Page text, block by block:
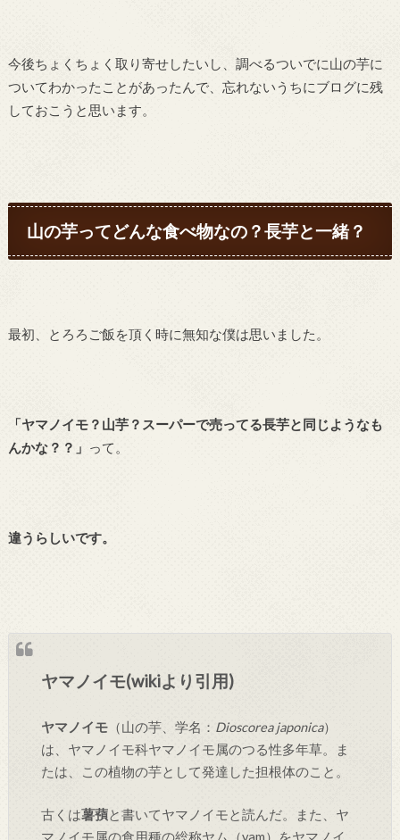
今後ちょくちょく取り寄せしたいし、調べるついでに山の芋に
ついてわかったことがあったんで、忘れないうちにブログに残
しておこうと思います。
山の芋ってどんな食べ物なの？長芋と一緒？
最初、とろろご飯を頂く時に無知な僕は思いました。
「ヤマノイモ？山芋？スーパーで売ってる長芋と同じようなも
んかな？？」 って。
違うらしいです。
ヤマノイモ(wikiより引用)
ヤマノイモ （山の芋、学名： Dioscorea japonica）
は、ヤマノイモ科ヤマノイモ属のつる性多年草。ま
たは、この植物の芋として発達した担根体のこと。
古くは薯蕷と書いてヤマノイモと読んだ。また、ヤ